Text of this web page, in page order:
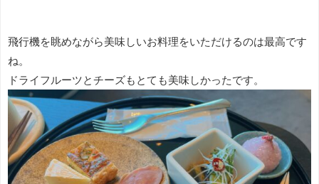
飛行機を眺めながら美味しいお料理をいただけるのは最高です
ね。
ドライフルーツとチーズもとても美味しかったです。